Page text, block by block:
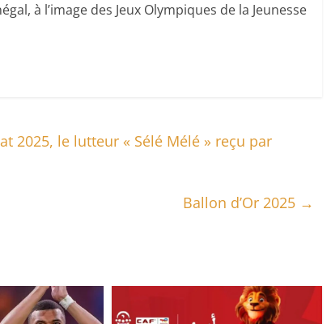
à l’image des Jeux Olympiques de la Jeunesse
2025, le lutteur « Sélé Mélé » reçu par
Ballon d’Or 2025 →